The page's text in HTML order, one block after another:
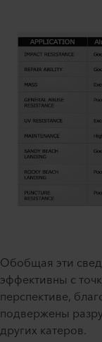
Обобщая эти
эффективны с
перспективе,
подвержены
других катеров.